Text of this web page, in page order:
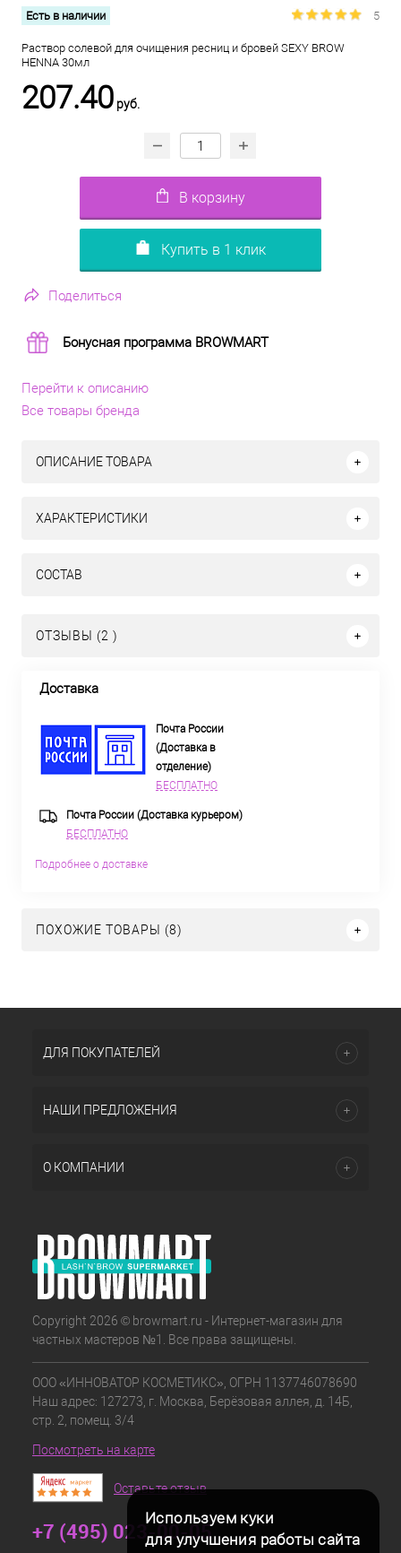
Есть в наличии
5
Раствор солевой для очищения ресниц и бровей SEXY BROW
HENNA 30мл
207.40 руб.
В корзину
Купить в 1 клик
Поделиться
Бонусная программа BROWMART
Перейти к описанию
Все товары бренда
ОПИСАНИЕ ТОВАРА
ХАРАКТЕРИСТИКИ
СОСТАВ
ОТЗЫВЫ (2 )
Доставка
Почта России
(Доставка в
отделение)
БЕСПЛАТНО
Почта России (Доставка курьером)
БЕСПЛАТНО
Подробнее о доставке
ПОХОЖИЕ ТОВАРЫ (8)
Используем куки
для улучшения работы сайта
ДЛЯ ПОКУПАТЕЛЕЙ
НАШИ ПРЕДЛОЖЕНИЯ
О КОМПАНИИ
Copyright 2026 © browmart.ru - Интернет-магазин для
частных мастеров №1. Все права защищены.
ООО «ИННОВАТОР КОСМЕТИКС», ОГРН 1137746078690
Наш адрес: 127273, г. Москва, Берёзовая аллея, д. 14Б,
стр. 2, помещ. 3/4
Посмотреть на карте
Оставьте отзыв
+7 (495) 023-00-05